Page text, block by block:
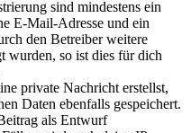
sind mindestens ein
E-Mail-Adresse und ein
den Betreiber weitere
wurden, so ist dies für dich
private Nachricht erstellst,
Daten ebenfalls gespeichert.
als Entwurf